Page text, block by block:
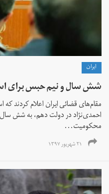
ايران
شش سال و نیم حبس برای
مقام‌های قضائی ایران اعلام کردند
احمدی‌نژاد در دولت دهم، به شش
محکومیت...
۲۱ شهریور ۱۳۹۷